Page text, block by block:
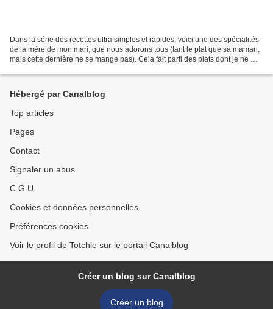
Dans la série des recettes ultra simples et rapides, voici une des spécialités
de la mère de mon mari, que nous adorons tous (tant le plat que sa maman,
mais cette dernière ne se mange pas). Cela fait parti des plats dont je ne me
Hébergé par Canalblog
Top articles
Pages
Contact
Signaler un abus
C.G.U.
Cookies et données personnelles
Préférences cookies
Voir le profil de Totchie sur le portail Canalblog
Créer un blog sur Canalblog
Créer un blog